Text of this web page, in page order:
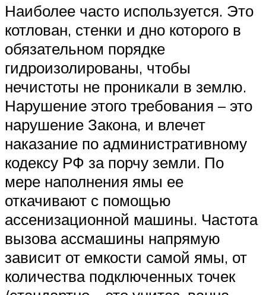
Наиболее часто используется. Это
котлован, стенки и дно которого в
обязательном порядке
гидроизолированы, чтобы
нечистоты не проникали в землю.
Нарушение этого требования – это
нарушение Закона, и влечет
наказание по административному
кодексу РФ за порчу земли. По
мере наполнения ямы ее
откачивают с помощью
ассенизационной машины. Частота
вызова ассмашины напрямую
зависит от емкости самой ямы, от
количества подключенных точек